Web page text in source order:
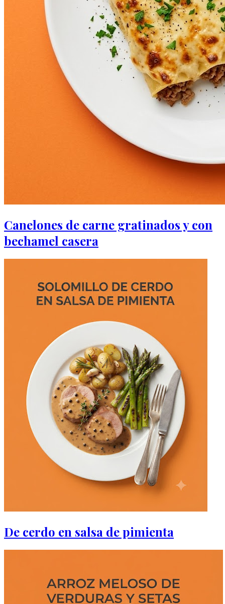
Canelones de carne gratinados y con
bechamel casera
De cerdo en salsa de pimienta